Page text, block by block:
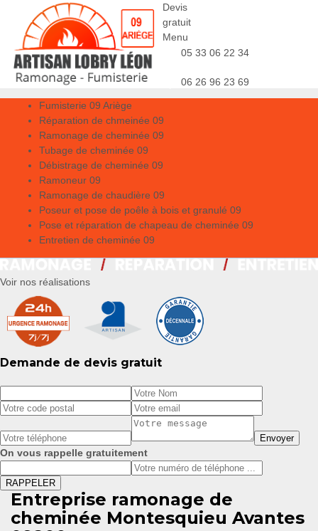
Devis
gratuit
Menu
05 33 06 22 34
06 26 96 23 69
Fumisterie 09 Ariège
Réparation de chmeinée 09
Ramonage de cheminée 09
Tubage de cheminée 09
Débistrage de cheminée 09
Ramoneur 09
Ramonage de chaudière 09
Poseur et pose de poêle à bois et granulé 09
Pose et réparation de chapeau de cheminée 09
Entretien de cheminée 09
Voir nos réalisations
Demande de devis gratuit
On vous rappelle gratuitement
Entreprise ramonage de
cheminée Montesquieu Avantes